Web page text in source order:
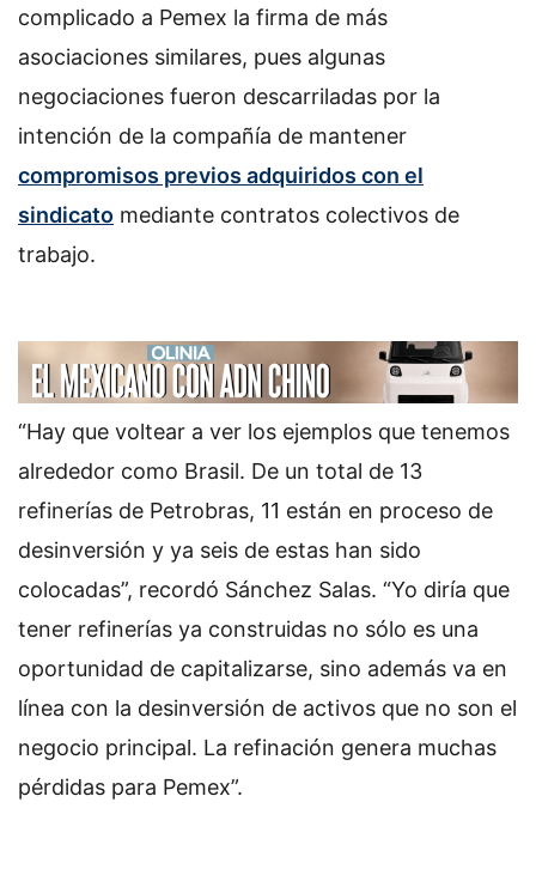
complicado a Pemex la firma de más
asociaciones similares, pues algunas
negociaciones fueron descarriladas por la
intención de la compañía de mantener
compromisos previos adquiridos con el
sindicato mediante contratos colectivos de
trabajo.
“Hay que voltear a ver los ejemplos que tenemos
alrededor como Brasil. De un total de 13
refinerías de Petrobras, 11 están en proceso de
desinversión y ya seis de estas han sido
colocadas”, recordó Sánchez Salas. “Yo diría que
tener refinerías ya construidas no sólo es una
oportunidad de capitalizarse, sino además va en
línea con la desinversión de activos que no son el
negocio principal. La refinación genera muchas
pérdidas para Pemex”.